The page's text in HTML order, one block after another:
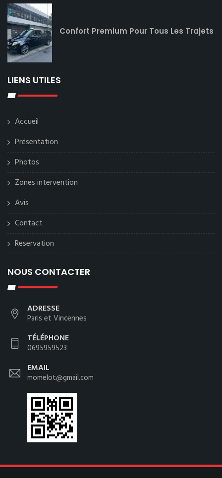
Confort Premium Pour Tous Les Trajets
LIENS UTILES
Accueil
Présentation
Photos
Zones intervention
Avis
Contact
Reservation
NOUS CONTACTER
ADRESSE
Paris et Vincennes
TÉLÉPHONE
0695959523
EMAIL
momelot@gmail.com